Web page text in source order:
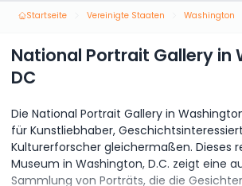
Startseite Vereinigte Staaten Washington
National Portrait Gallery in
DC
Die National Portrait Gallery in
für Kunstliebhaber,
Kulturerforscher gleichermaßen. Dieses
Museum in Washington, D.C. zeigt eine
Sammlung von Porträts, die die